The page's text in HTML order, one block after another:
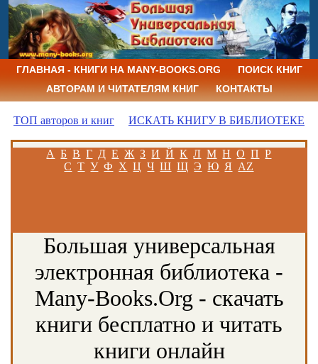
ГЛАВНАЯ - КНИГИ НА MANY-BOOKS.ORG
ПОИСК КНИГ
АВТОРАМ И ЧИТАТЕЛЯМ КНИГ
КОНТАКТЫ
ТОП авторов и книг ИСКАТЬ КНИГУ В БИБЛИОТЕКЕ
А Б В Г Д Е Ж З И Й К Л М Н О П Р
С Т У Ф Х Ц Ч Ш Щ Э Ю Я AZ
Большая универсальная
электронная библиотека -
Many-Books.Org - скачать
книги бесплатно и читать
книги онлайн